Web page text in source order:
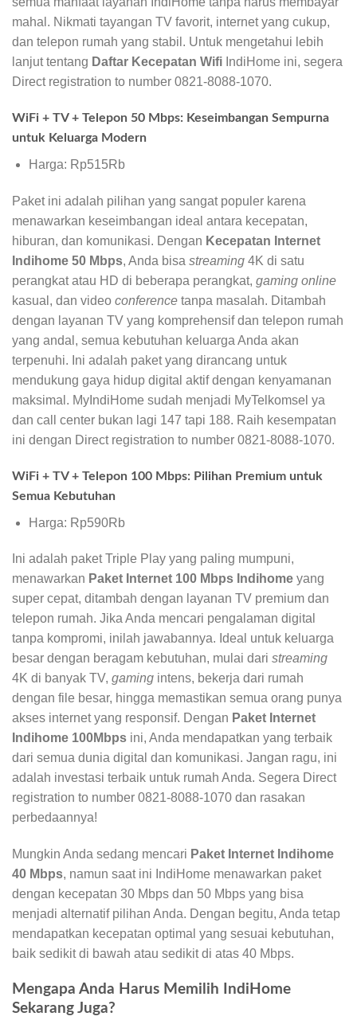
mahal. Nikmati tayangan TV favorit, internet yang cukup,
dan telepon rumah yang stabil. Untuk mengetahui lebih
lanjut tentang Daftar Kecepatan Wifi IndiHome ini, segera
Direct registration to number 0821-8088-1070.
WiFi + TV + Telepon 50 Mbps: Keseimbangan Sempurna
untuk Keluarga Modern
Harga: Rp515Rb
Paket ini adalah pilihan yang sangat populer karena
menawarkan keseimbangan ideal antara kecepatan,
hiburan, dan komunikasi. Dengan Kecepatan Internet
Indihome 50 Mbps, Anda bisa streaming 4K di satu
perangkat atau HD di beberapa perangkat, gaming online
kasual, dan video conference tanpa masalah. Ditambah
dengan layanan TV yang komprehensif dan telepon rumah
yang andal, semua kebutuhan keluarga Anda akan
terpenuhi. Ini adalah paket yang dirancang untuk
mendukung gaya hidup digital aktif dengan kenyamanan
maksimal. MyIndiHome sudah menjadi MyTelkomsel ya
dan call center bukan lagi 147 tapi 188. Raih kesempatan
ini dengan Direct registration to number 0821-8088-1070.
WiFi + TV + Telepon 100 Mbps: Pilihan Premium untuk
Semua Kebutuhan
Harga: Rp590Rb
Ini adalah paket Triple Play yang paling mumpuni,
menawarkan Paket Internet 100 Mbps Indihome yang
super cepat, ditambah dengan layanan TV premium dan
telepon rumah. Jika Anda mencari pengalaman digital
tanpa kompromi, inilah jawabannya. Ideal untuk keluarga
besar dengan beragam kebutuhan, mulai dari streaming
4K di banyak TV, gaming intens, bekerja dari rumah
dengan file besar, hingga memastikan semua orang punya
akses internet yang responsif. Dengan Paket Internet
Indihome 100Mbps ini, Anda mendapatkan yang terbaik
dari semua dunia digital dan komunikasi. Jangan ragu, ini
adalah investasi terbaik untuk rumah Anda. Segera Direct
registration to number 0821-8088-1070 dan rasakan
perbedaannya!
Mungkin Anda sedang mencari Paket Internet Indihome
40 Mbps, namun saat ini IndiHome menawarkan paket
dengan kecepatan 30 Mbps dan 50 Mbps yang bisa
menjadi alternatif pilihan Anda. Dengan begitu, Anda tetap
mendapatkan kecepatan optimal yang sesuai kebutuhan,
baik sedikit di bawah atau sedikit di atas 40 Mbps.
Mengapa Anda Harus Memilih IndiHome
Sekarang Juga?